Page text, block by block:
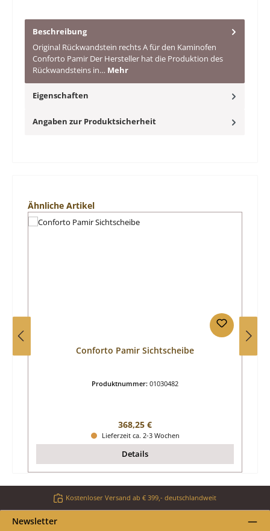
Beschreibung
Original Rückwandstein rechts A für den Kaminofen
Conforto Pamir Der Hersteller hat die Produktion des
Rückwandsteins in… Mehr
Eigenschaften
Angaben zur Produktsicherheit
Produktgalerie überspringen
Ähnliche Artikel
Conforto Pamir Sichtscheibe
Produktnummer: 01030482
Regulärer Preis:
368,25 €
Lieferzeit ca. 2-3 Wochen
Details
Kostenloser Versand ab € 399,- deutschlandweit
Newsletter